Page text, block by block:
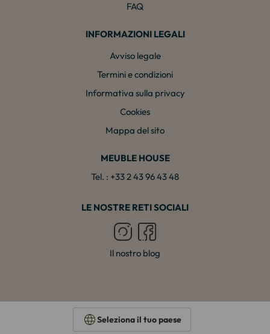
FAQ
INFORMAZIONI LEGALI
Avviso legale
Termini e condizioni
Informativa sulla privacy
Cookies
Mappa del sito
MEUBLE HOUSE
Tel. : +33 2 43 96 43 48
LE NOSTRE RETI SOCIALI
Il nostro blog
Seleziona il tuo paese